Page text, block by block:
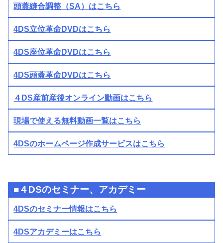
頭蓋縫合調整（SA）はこちら
4DS立位革命DVDはこちら
4DS座位革命DVDはこちら
4DS頭蓋革命DVDはこちら
４DS産前産後オンライン動画はこちら
現場で使える無料動画一覧はこちら
4DSのホームページ作成サービスはこちら
■４DSのセミナー、アカデミー
4DSのセミナー情報はこちら
4DSアカデミーはこちら